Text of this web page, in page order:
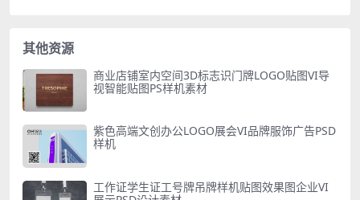
其他资源
商业店铺室内空间3D标志识门牌LOGO贴图VI导
视智能贴图PS样机素材
紫色高端文创办公LOGO展会VI品牌服饰广告PSD
样机
工作证学生证工号牌吊牌样机贴图效果图企业VI